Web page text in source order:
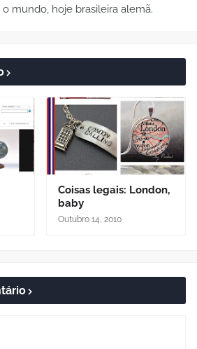
o mundo, hoje brasileira alemã.
Coisas legais: London,
baby
Outubro 14, 2010